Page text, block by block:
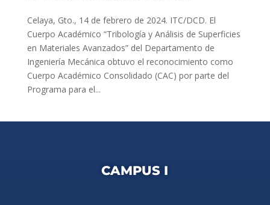
Celaya, Gto., 14 de febrero de 2024. ITC/DCD. El
Cuerpo Académico “Tribología y Análisis de Superficies
en Materiales Avanzados” del Departamento de
Ingeniería Mecánica obtuvo el reconocimiento como
Cuerpo Académico Consolidado (CAC) por parte del
Programa para el...
CAMPUS I